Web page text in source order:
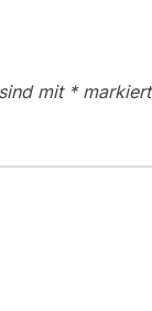
mit *markiert